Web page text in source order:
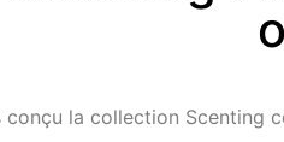
la collection Scenting